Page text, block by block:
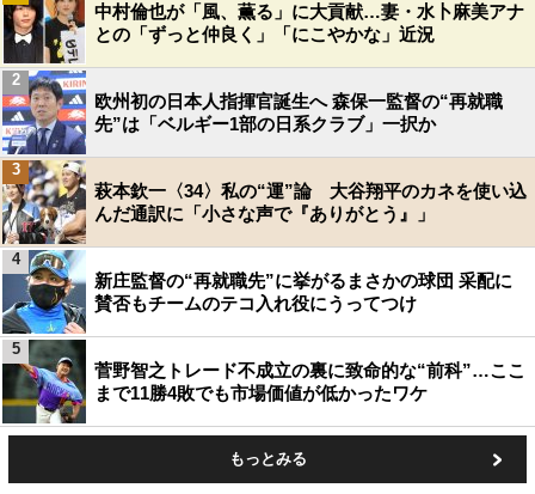
中村倫也が「風、薫る」に大貢献…妻・水卜麻美アナ
との「ずっと仲良く」「にこやかな」近況
欧州初の日本人指揮官誕生へ 森保一監督の“再就職
先”は「ベルギー1部の日系クラブ」一択か
2
萩本欽一〈34〉私の“運”論 大谷翔平のカネを使い込
んだ通訳に「小さな声で『ありがとう』」
3
新庄監督の“再就職先”に挙がるまさかの球団 采配に
賛否もチームのテコ入れ役にうってつけ
4
菅野智之トレード不成立の裏に致命的な“前科”…ここ
まで11勝4敗でも市場価値が低かったワケ
5
もっとみる